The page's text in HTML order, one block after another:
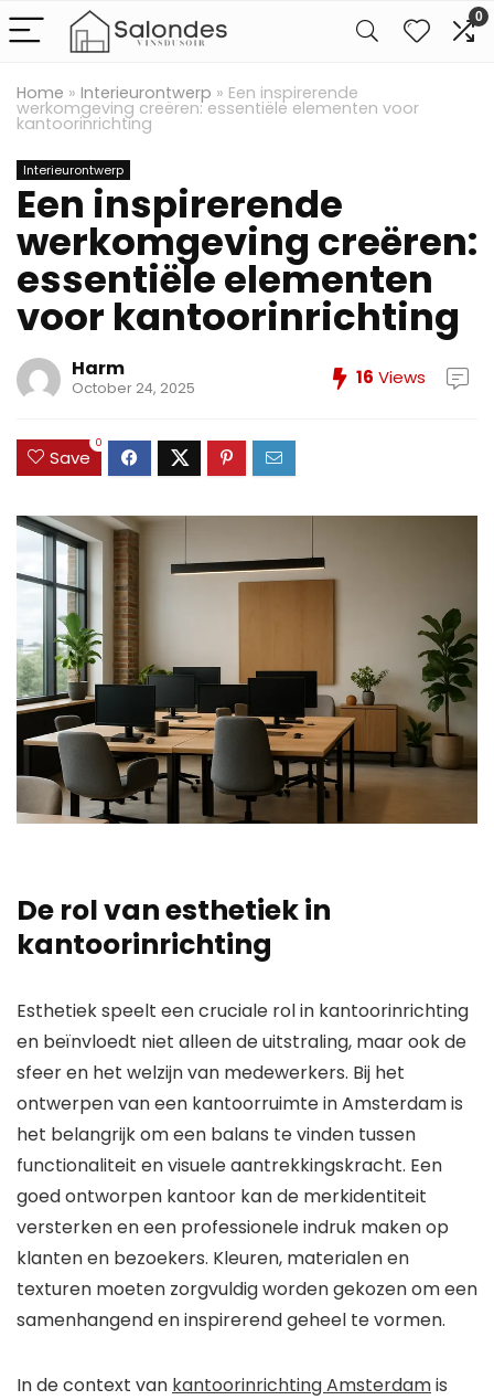
0
Home » Interieurontwerp » Een inspirerende
werkomgeving creëren: essentiële elementen voor
kantoorinrichting
Interieurontwerp
Een inspirerende
werkomgeving creëren:
essentiële elementen
voor kantoorinrichting
Harm
October 24, 2025 16 Views
Save
0
De rol van esthetiek in
kantoorinrichting
Esthetiek speelt een cruciale rol in kantoorinrichting
en beïnvloedt niet alleen de uitstraling, maar ook de
sfeer en het welzijn van medewerkers. Bij het
ontwerpen van een kantoorruimte in Amsterdam is
het belangrijk om een balans te vinden tussen
functionaliteit en visuele aantrekkingskracht. Een
goed ontworpen kantoor kan de merkidentiteit
versterken en een professionele indruk maken op
klanten en bezoekers. Kleuren, materialen en
texturen moeten zorgvuldig worden gekozen om een
samenhangend en inspirerend geheel te vormen.
In de context van kantoorinrichting Amsterdamis